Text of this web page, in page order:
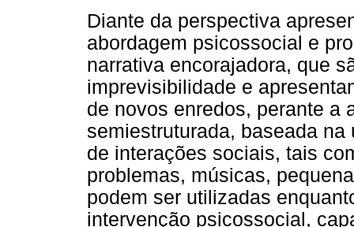
Diante da perspectiva
abordagem psicossocial e
narrativa encorajadora, que
imprevisibilidade e
de novos enredos, perante a
semiestruturada, baseada
de interações sociais, tais
problemas, músicas,
podem ser utilizadas
intervenção psicossocial,